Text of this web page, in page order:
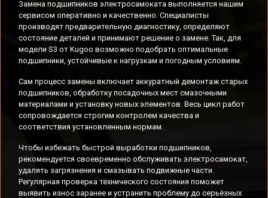
Замена подшипников электросамоката выполняется нашим
сервисом оперативно и качественно. Специалисты
производят предварительную диагностику, определяют
состояние деталей и принимают решение о замене. Так, для
модели S3 от Kugoo возможно подобрать оптимальные
подшипники, устойчивые к нагрузкам и погодным условиям.
Сам процесс замены включает аккуратный демонтаж старых
подшипников, обработку посадочных мест смазочными
материалами и установку новых элементов. Весь цикл работ
сопровождается строгим контролем качества и
соответствия установленным нормам.
Чтобы избежать быстрой выработки подшипников,
рекомендуется своевременно обслуживать электросамокат,
удалять загрязнения и смазывать подвижные части.
Регулярная проверка технического состояния поможет
выявить износ заранее и устранить проблему до серьёзных